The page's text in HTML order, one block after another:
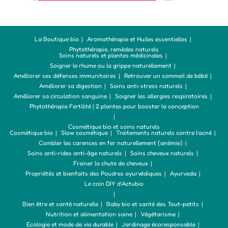
La Boutique bio
Aromathérapie et Huiles essentielles
Phytothérapie, remèdes naturels
Soins naturels et plantes médicinales
Soigner le rhume ou la grippe naturellement
Améliorer ses défenses immunitaires
Retrouver un sommeil de bébé
Améliorer sa digestion
Soins anti-stress naturels
Améliorer sa circulation sanguine
Soigner les allergies respiratoires
Phytothérapie Fertilité | 2 plantes pour booster la conception
Cosmétique bio et soins naturels
Cosmétique bio
Slow cosmétique
Traitements naturels contre l’acné
Combler les carences en fer naturellement (anémie)
Soins anti-rides anti-âge naturels
Soins cheveux naturels
Freiner la chute de cheveux
Propriétés et bienfaits des Poudres ayurvédiques
Ayurveda
Le coin DIY d’Actubio
Bien être et santé naturelle
Baby bio et santé des Tout-petits
Nutrition et alimentation saine
Végétarisme
Ecologie et mode de vie durable
Jardinage écoresponsable